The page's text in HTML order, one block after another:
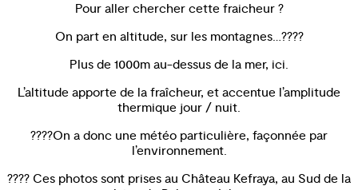
Pour aller chercher cette fraicheur ?
On part en altitude, sur les montagnes…????️
Plus de 1000m au-dessus de la mer, ici.
L’altitude apporte de la fraîcheur, et accentue l’amplitude
thermique jour / nuit.
????On a donc une météo particulière, façonnée par
l’environnement.
???? Ces photos sont prises au Château Kefraya, au Sud de la